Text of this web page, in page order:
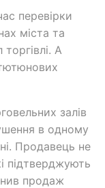
перевірки
міста та
А
залів
в одному
Продавець не
підтверджують
продаж